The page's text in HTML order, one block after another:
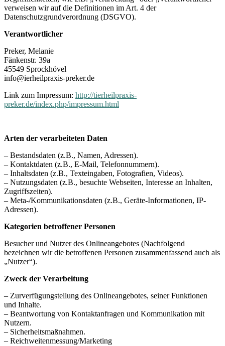
verweisen wir auf die Definitionen im Art. 4 der
Datenschutzgrundverordnung (DSGVO).
Verantwortlicher
Preker, Melanie
Fänkenstr. 39a
45549 Sprockhövel
info@ierheilpraxis-preker.de
Link zum Impressum: http://tierheilpraxis-
preker.de/index.php/impressum.html
Arten der verarbeiteten Daten
– Bestandsdaten (z.B., Namen, Adressen).
– Kontaktdaten (z.B., E-Mail, Telefonnummern).
– Inhaltsdaten (z.B., Texteingaben, Fotografien, Videos).
– Nutzungsdaten (z.B., besuchte Webseiten, Interesse an Inhalten,
Zugriffszeiten).
– Meta-/Kommunikationsdaten (z.B., Geräte-Informationen, IP-
Adressen).
Kategorien betroffener Personen
Besucher und Nutzer des Onlineangebotes (Nachfolgend
bezeichnen wir die betroffenen Personen zusammenfassend auch als
„Nutzer“).
Zweck der Verarbeitung
– Zurverfügungstellung des Onlineangebotes, seiner Funktionen
und Inhalte.
– Beantwortung von Kontaktanfragen und Kommunikation mit
Nutzern.
– Sicherheitsmaßnahmen.
– Reichweitenmessung/Marketing